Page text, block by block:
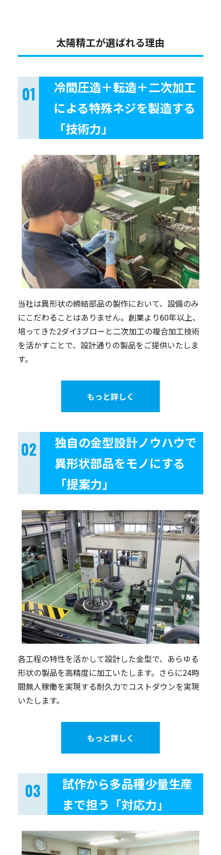
太陽精工が選ばれる理由
冷間圧造＋転造＋二次加工
による特殊ネジを製造する
「技術力」
当社は異形状の締結部品の製作において、設備のみ
にこだわることはありません。創業より60年以上、
培ってきた2ダイ3ブローと二次加工の複合加工技術
を活かすことで、設計通りの製品をご提供いたしま
す。
もっと詳しく
独自の金型設計ノウハウで
異形状部品をモノにする
「提案力」
各工程の特性を活かして設計した金型で、あらゆる
形状の製品を高精度に加工いたします。さらに24時
間無人稼働を実現する耐久力でコストダウンを実現
いたします。
もっと詳しく
試作から多品種少量生産
まで担う「対応力」